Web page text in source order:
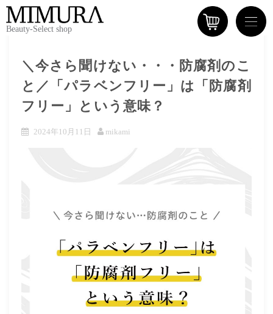
Beauty-Select shop
＼今さら聞けない・・・防腐剤のこ
と／「パラベンフリー」は「防腐剤
フリー」という意味？
2024年10月11日 mikami